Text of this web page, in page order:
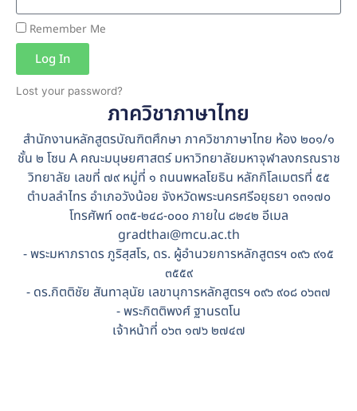
Remember Me
Log In
Lost your password?
ภาควิชาภาษาไทย
สำนักงานหลักสูตรบัณฑิตศึกษา ภาควิชาภาษาไทย ห้อง ๒๐๑/๑
ชั้น ๒ โซน A คณะมนุษยศาสตร์ มหาวิทยาลัยมหาจุฬาลงกรณราช
วิทยาลัย เลขที่ ๗๙ หมู่ที่ ๑ ถนนพหลโยธิน หลักกิโลเมตรที่ ๕๕
ตำบลลำไทร อำเภอวังน้อย จังหวัดพระนครศรีอยุธยา ๑๓๑๗๐
โทรศัพท์ ๐๓๕-๒๔๘-๐๐๐ ภายใน ๘๒๔๒ อีเมล
gradthaı@mcu.ac.th
- พระมหาภราดร ภูริสฺสโร, ดร. ผู้อำนวยการหลักสูตรฯ ๐๙๖ ๙๑๕
๓๕๕๙
- ดร.กิตติชัย สันทาลุนัย เลขานุการหลักสูตรฯ ๐๙๖ ๙๐๘ ๐๖๓๗
- พระกิตติพงศ์ ฐานรตโน
เจ้าหน้าที่ ๐๖๓ ๑๗๖ ๒๗๔๗